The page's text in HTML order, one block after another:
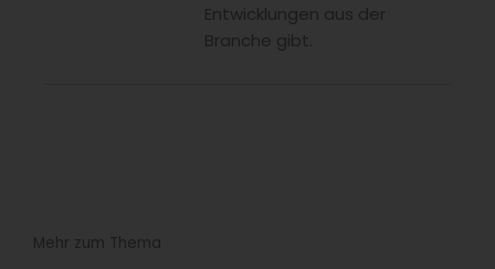
Entwicklungen aus der
Branche gibt.
Mehr zum Thema